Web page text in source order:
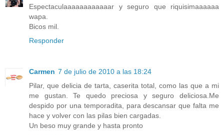
Espectaculaaaaaaaaaaaar y seguro que riquisimaaaaaa
wapa.
Bicos mil.
Responder
Carmen 7 de julio de 2010 a las 18:24
Pilar, que delicia de tarta, caserita total, como las que a mi
me gustan. Te quedo preciosa y seguro deliciosa.Me
despido por una temporadita, para descansar que falta me
hace y volver con las pilas bien cargadas.
Un beso muy grande y hasta pronto